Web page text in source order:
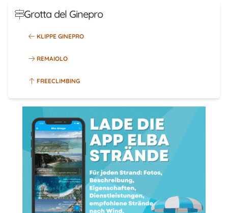
Grotta del Ginepro
KLIPPE GINEPRO
REMAIOLO
FREECLIMBING